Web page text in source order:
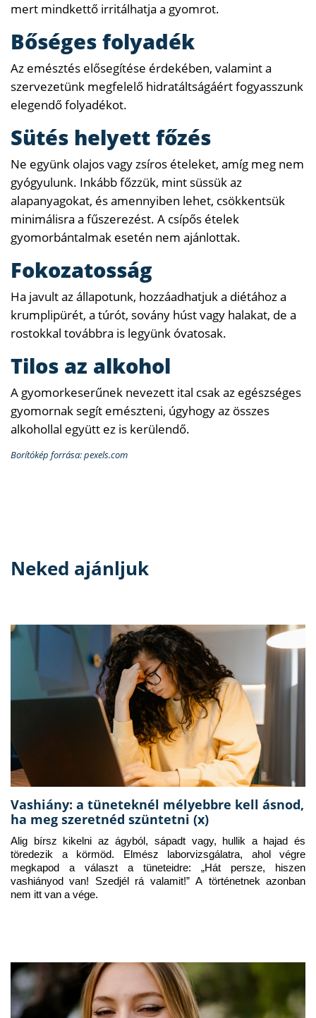
mert mindkettő irritálhatja a gyomrot.
Bőséges folyadék
Az emésztés elősegítése érdekében, valamint a
szervezetünk megfelelő hidratáltságáért fogyasszunk
elegendő folyadékot.
Sütés helyett főzés
Ne együnk olajos vagy zsíros ételeket, amíg meg nem
gyógyulunk. Inkább főzzük, mint süssük az
alapanyagokat, és amennyiben lehet, csökkentsük
minimálisra a fűszerezést. A csípős ételek
gyomorbántalmak esetén nem ajánlottak.
Fokozatosság
Ha javult az állapotunk, hozzáadhatjuk a diétához a
krumplipürét, a túrót, sovány húst vagy halakat, de a
rostokkal továbbra is legyünk óvatosak.
Tilos az alkohol
A gyomorkeserűnek nevezett ital csak az egészséges
gyomornak segít emészteni, úgyhogy az összes
alkohollal együtt ez is kerülendő.
Borítókép forrása: pexels.com
Neked ajánljuk
Vashiány: a tüneteknél mélyebbre kell ásnod,
ha meg szeretnéd szüntetni (x)
Alig bírsz kikelni az ágyból, sápadt vagy, hullik a hajad és
töredezik a körmöd. Elmész laborvizsgálatra, ahol végre
megkapod a választ a tüneteidre: „Hát persze, hiszen
vashiányod van! Szedjél rá valamit!” A történetnek azonban
nem itt van a vége.